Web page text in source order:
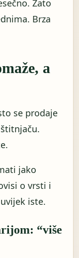
Zato
Brza
a
se prodaje
jako
o vrsti i
iste.
“više